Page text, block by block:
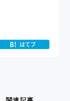
B! はてブ